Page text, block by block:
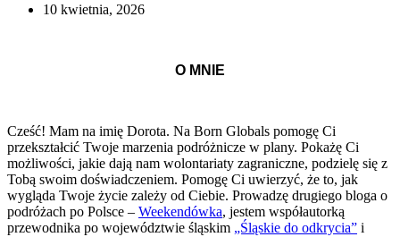
10 kwietnia, 2026
O MNIE
Cześć! Mam na imię Dorota. Na Born Globals pomogę Ci
przekształcić Twoje marzenia podróżnicze w plany. Pokażę Ci
możliwości, jakie dają nam wolontariaty zagraniczne, podzielę się z
Tobą swoim doświadczeniem. Pomogę Ci uwierzyć, że to, jak
wygląda Twoje życie zależy od Ciebie. Prowadzę drugiego bloga o
podróżach po Polsce – Weekendówka, jestem współautorką
przewodnika po województwie śląskim „Śląskie do odkrycia” i